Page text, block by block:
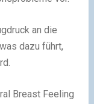
an die
dazu führt,
Breast Feeling